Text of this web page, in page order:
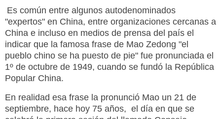
Es común entre algunos autodenominados
"expertos" en China, entre organizaciones cercanas a
China e incluso en medios de prensa del país el
indicar que la famosa frase de Mao Zedong "el
pueblo chino se ha puesto de pie" fue pronunciada el
1º de octubre de 1949, cuando se fundó la República
Popular China.
En realidad esa frase la pronunció Mao un 21 de
septiembre, hace hoy 75 años, el día en que se